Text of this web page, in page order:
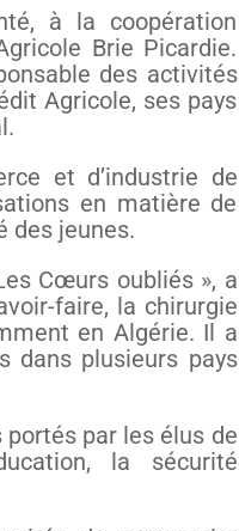
à la coopération
Brie Picardie.
des activités
Agricole, ses pays
et d’industrie de
en matière de
des jeunes.
Cœurs oubliés », a
faire, la chirurgie
en Algérie. Il a
dans plusieurs pays
par les élus de
la sécurité